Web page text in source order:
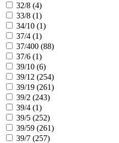
32/8 (4)
33/8 (1)
34/10 (1)
37/4 (1)
37/400 (88)
37/6 (1)
39/10 (6)
39/12 (254)
39/19 (261)
39/2 (243)
39/4 (1)
39/5 (252)
39/59 (261)
39/7 (257)